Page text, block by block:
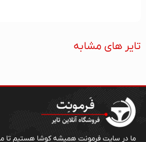
تایر های مشابه
ما در سایت فرمونت همیشه کوشا هستیم تا